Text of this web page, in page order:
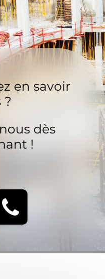
en savoir
?
dès
!